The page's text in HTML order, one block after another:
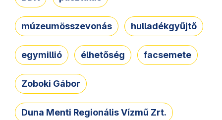
múzeumösszevonás hulladékgyűjtő
egymillió élhetőség facsemete
Zoboki Gábor
Duna Menti Regionális Vízmű Zrt.